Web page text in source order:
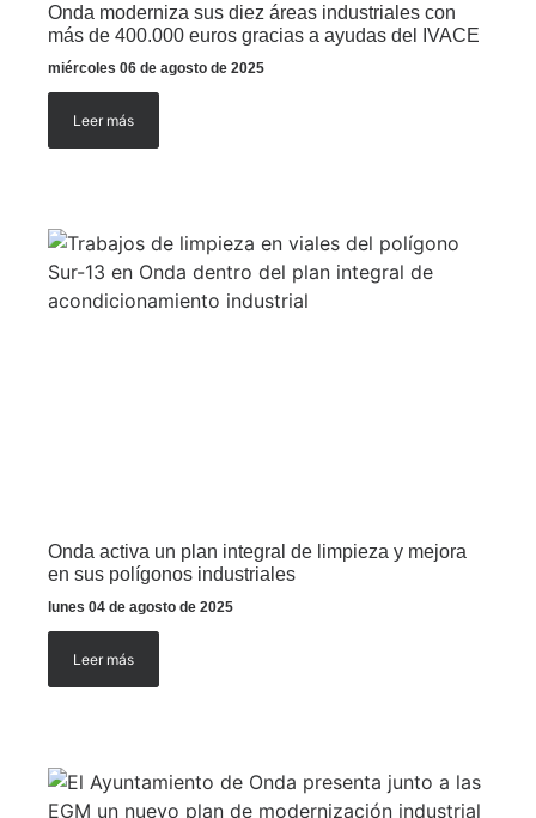
Onda moderniza sus diez áreas industriales con
más de 400.000 euros gracias a ayudas del IVACE
miércoles 06 de agosto de 2025
Leer más
Onda activa un plan integral de limpieza y mejora
en sus polígonos industriales
lunes 04 de agosto de 2025
Leer más